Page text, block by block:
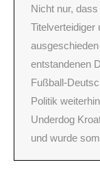
Nicht nur,
Titelverteidiger
entstandenen
Fußball-
Politik
Underdog
und wurde